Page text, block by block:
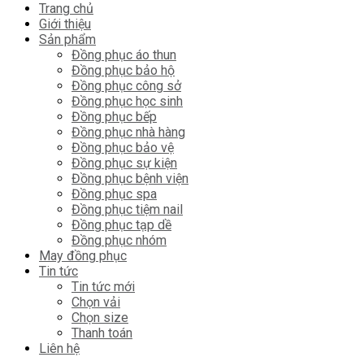
Trang chủ
Giới thiệu
Sản phẩm
Đồng phục áo thun
Đồng phục bảo hộ
Đồng phục công sở
Đồng phục học sinh
Đồng phục bếp
Đồng phục nhà hàng
Đồng phục bảo vệ
Đồng phục sự kiện
Đồng phục bệnh viện
Đồng phục spa
Đồng phục tiệm nail
Đồng phục tạp dề
Đồng phục nhóm
May đồng phục
Tin tức
Tin tức mới
Chọn vải
Chọn size
Thanh toán
Liên hệ